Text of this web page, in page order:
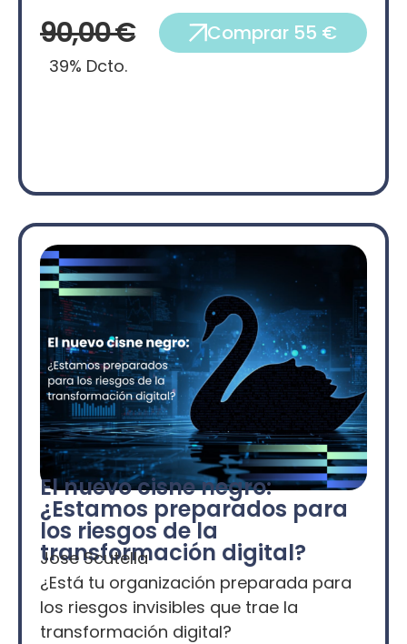
90,00 €
39% Dcto.
Comprar 55 €
El nuevo cisne negro:
¿Estamos preparados para
los riesgos de la
transformación digital?
Jose Scutella
¿Está tu organización preparada para
los riesgos invisibles que trae la
transformación digital?